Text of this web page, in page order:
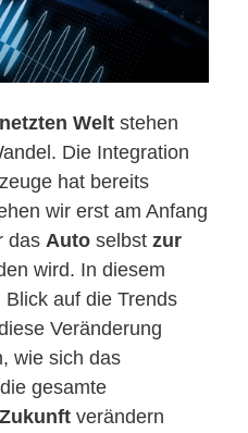
Welt stehen
Die Integration
hat bereits
wir erst am Anfang
das Auto selbst zur
wird. In diesem
auf die Trends
Veränderung
wie sich das
gesamte
verändern